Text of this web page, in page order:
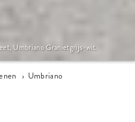
Umbriano Granietgrijs-wit.
› Umbriano